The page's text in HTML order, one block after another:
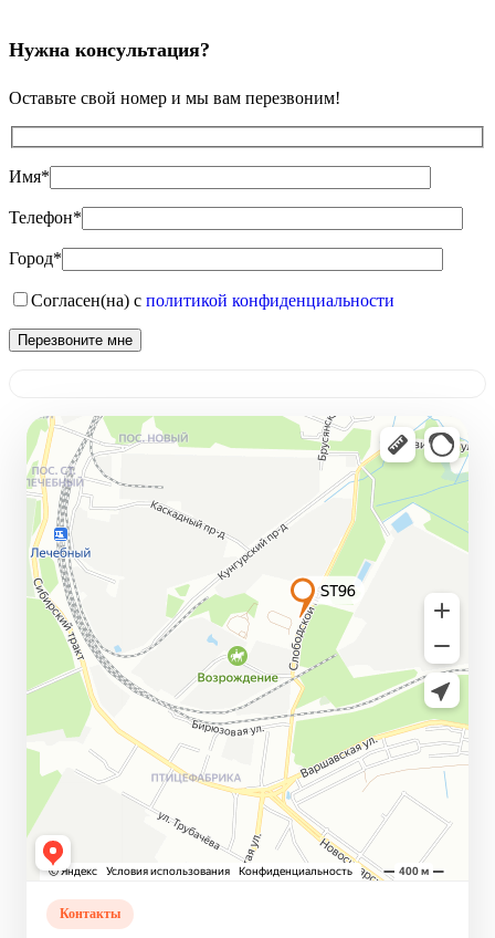
Нужна консультация?
Оставьте свой номер и мы вам перезвоним!
Имя*
Телефон*
Город*
Согласен(на) с политикой конфиденциальности
Контакты